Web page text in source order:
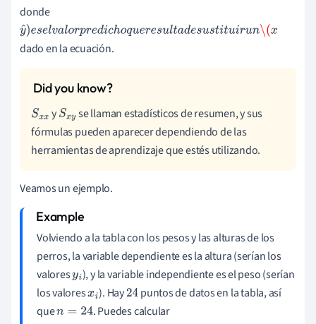
donde
y^)eselvalorpredichoqueresultadesustituirun\(x
dado en la ecuación.
Sxx ySxy se llaman estadísticos de resumen, y sus
fórmulas pueden aparecer dependiendo de las
herramientas de aprendizaje que estés utilizando.
Veamos un ejemplo.
Volviendo a la tabla con los pesos y las alturas de los
perros, la variable dependiente es la altura (serían los
valoresyi), y la variable independiente es el peso (serían
los valoresxi ). Hay24 puntos de datos en la tabla, así
quen=24
. Puedes calcular